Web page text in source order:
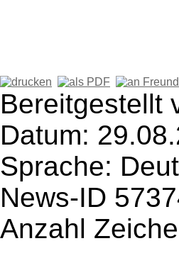
Bereitgestellt
Datum:
Sprache:
News-ID
Anzahl